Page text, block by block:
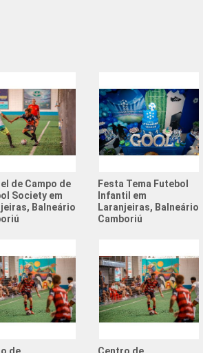
de Campo de
Society em
Balneário
Festa Tema Futebol
Infantil em
Laranjeiras, Balneário
Camboriú